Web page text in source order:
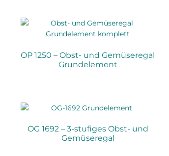
OP 1250 – Obst- und Gemüseregal
Grundelement
OG 1692 – 3-stufiges Obst- und
Gemüseregal